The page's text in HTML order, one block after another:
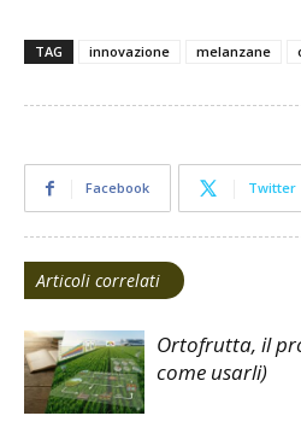
TAG innovazione melanzane
Facebook Twitter
Articoli correlati
Ortofrutta, il
come usarli)